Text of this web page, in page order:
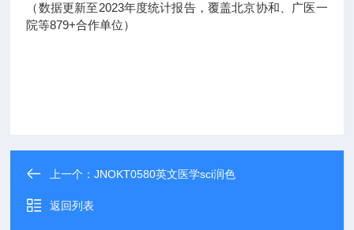
（数据更新至2023年度统计报告，覆盖北京协和、广医一
院等879+合作单位）
上一个：JNOKT0580英文医学sci润色
返回列表